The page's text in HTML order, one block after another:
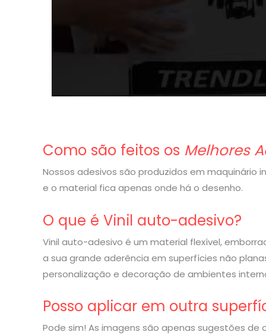
Como são feitos os Melhores
Nossos adesivos são produzidos em maquinário
e o material fica apenas onde há o desenho.
O que é Vinil auto-adesivo?
Vinil auto-adesivo é um material flexível,
a sua grande aderência em superfícies não
personalização e decoração de ambientes
Posso aplicar em outra
Pode sim! As imagens são apenas sugestões